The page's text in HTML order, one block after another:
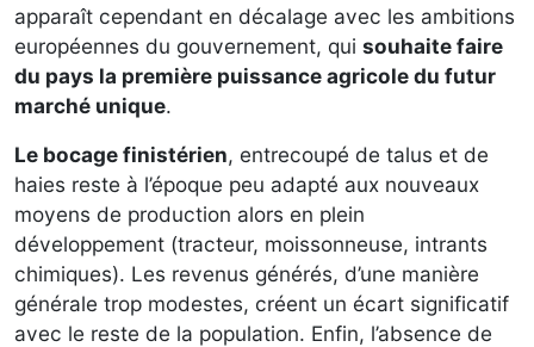
apparaît cependant en décalage avec les ambitions
européennes du gouvernement, qui souhaite faire
du pays la première puissance agricole du futur
marché unique.
Le bocage finistérien, entrecoupé de talus et de
haies reste à l’époque peu adapté aux nouveaux
moyens de production alors en plein
développement (tracteur, moissonneuse, intrants
chimiques). Les revenus générés, d’une manière
générale trop modestes, créent un écart significatif
avec le reste de la population. Enfin, l’absence de